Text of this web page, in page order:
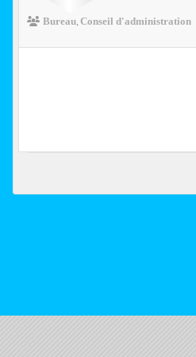
Bureau Conseil d'administration